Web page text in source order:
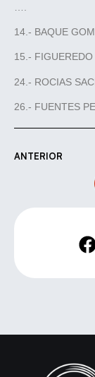
14.- BAQUE
15.-
24.- ROCIAS
26.- FUENTES
ANTERIOR